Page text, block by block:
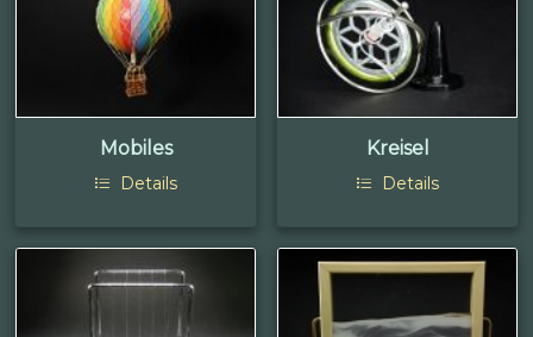
Mobiles
Details
Kreisel
Details